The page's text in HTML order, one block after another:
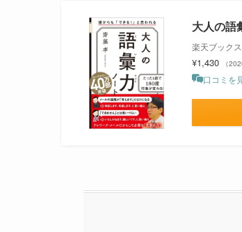
大人の語
楽天ブックス
¥1,430 （
口コミを